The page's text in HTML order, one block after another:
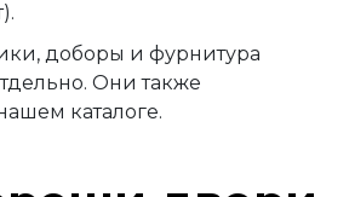
доборы и фурнитура
Они также
каталоге.